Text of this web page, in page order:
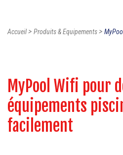
Accueil> Produits & Equipements>
MyPool Wifi pour
équipements
facilement